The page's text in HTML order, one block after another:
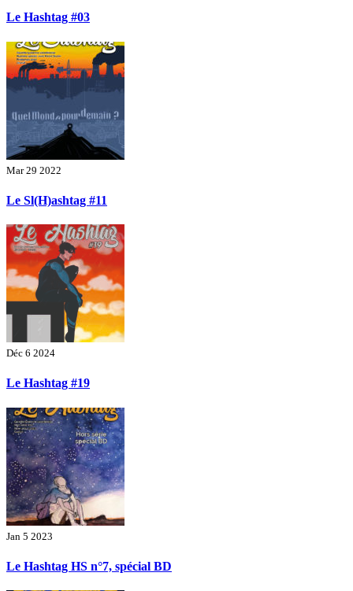
Le Hashtag #03
Mar 29 2022
Le Sl(H)ashtag #11
Déc 6 2024
Le Hashtag #19
Jan 5 2023
Le Hashtag HS n°7, spécial BD